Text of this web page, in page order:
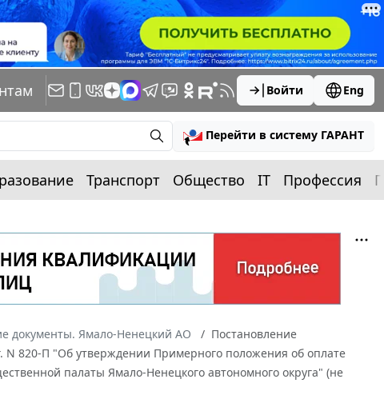
Войти Eng
Перейти в систему ГАРАНТ
Транспорт Общество IT Профессия
документы. Ямало-Ненецкий АО
Постановление
N 820-П "Об утверждении Примерного положения об оплате
палаты Ямало-Ненецкого автономного округа" (не